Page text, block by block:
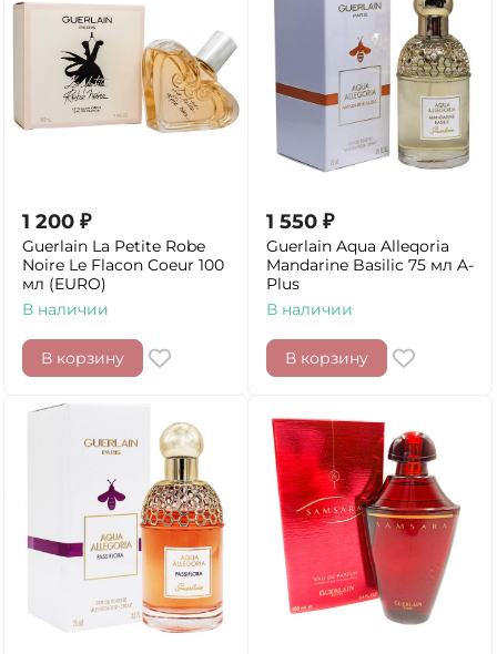
1 200 ₽
Guerlain La Petite Robe
Noire Le Flacon Coeur 100
мл (EURO)
В наличии
В корзину
1 550 ₽
Guerlain Aqua Alleqoria
Mandarine Basilic 75 мл A-
Plus
В наличии
В корзину